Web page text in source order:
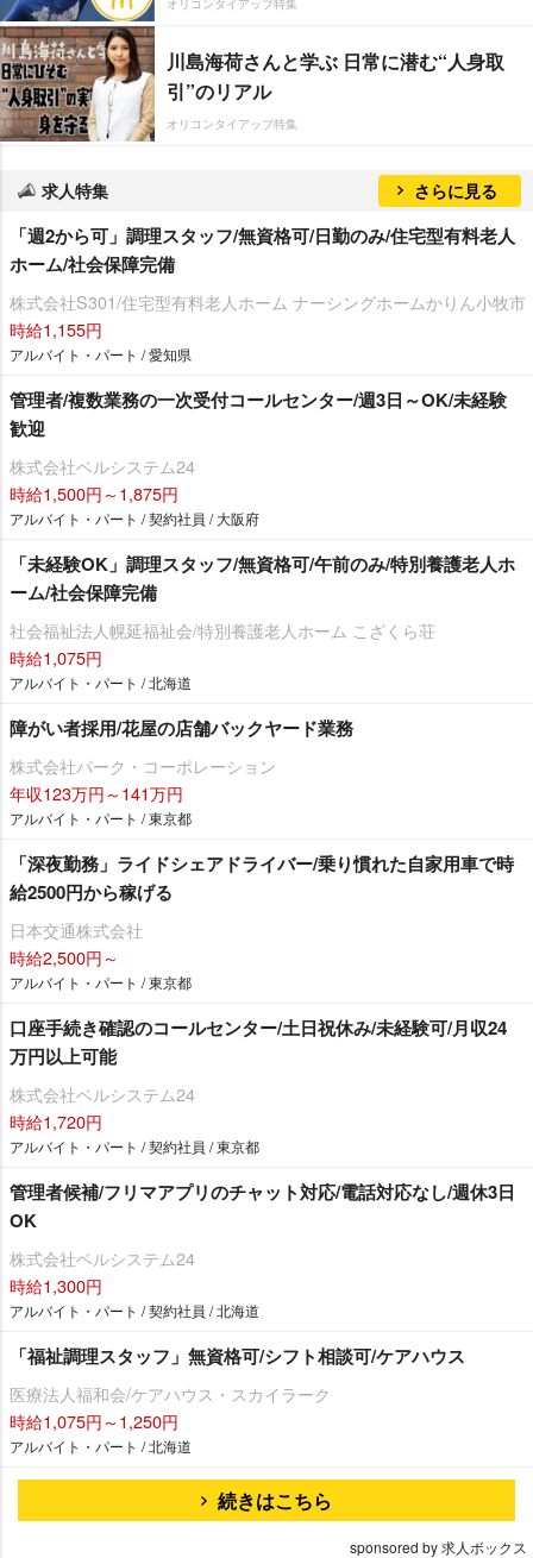
オリコンタイアップ特集
川島海荷さんと学ぶ 日常に潜む“人身取
引”のリアル
オリコンタイアップ特集
求人特集 さらに見る
「週2から可」調理スタッフ/無資格可/日勤のみ/住宅型有料老人
ホーム/社会保障完備
株式会社S301/住宅型有料老人ホーム ナーシングホームかりん小牧市
時給1,155円
アルバイト・パート / 愛知県
管理者/複数業務の一次受付コールセンター/週3日～OK/未経験
歓迎
株式会社ベルシステム24
時給1,500円～1,875円
アルバイト・パート / 契約社員 / 大阪府
「未経験OK」調理スタッフ/無資格可/午前のみ/特別養護老人ホ
ーム/社会保障完備
社会福祉法人幌延福祉会/特別養護老人ホーム こざくら荘
時給1,075円
アルバイト・パート / 北海道
障がい者採用/花屋の店舗バックヤード業務
株式会社パーク・コーポレーション
年収123万円～141万円
アルバイト・パート / 東京都
「深夜勤務」ライドシェアドライバー/乗り慣れた自家用車で時
給2500円から稼げる
日本交通株式会社
時給2,500円～
アルバイト・パート / 東京都
口座手続き確認のコールセンター/土日祝休み/未経験可/月収24
万円以上可能
株式会社ベルシステム24
時給1,720円
アルバイト・パート / 契約社員 / 東京都
管理者候補/フリマアプリのチャット対応/電話対応なし/週休3日
OK
株式会社ベルシステム24
時給1,300円
アルバイト・パート / 契約社員 / 北海道
「福祉調理スタッフ」無資格可/シフト相談可/ケアハウス
医療法人福和会/ケアハウス・スカイラーク
時給1,075円～1,250円
アルバイト・パート / 北海道
続きはこちら
sponsored by 求人ボックス